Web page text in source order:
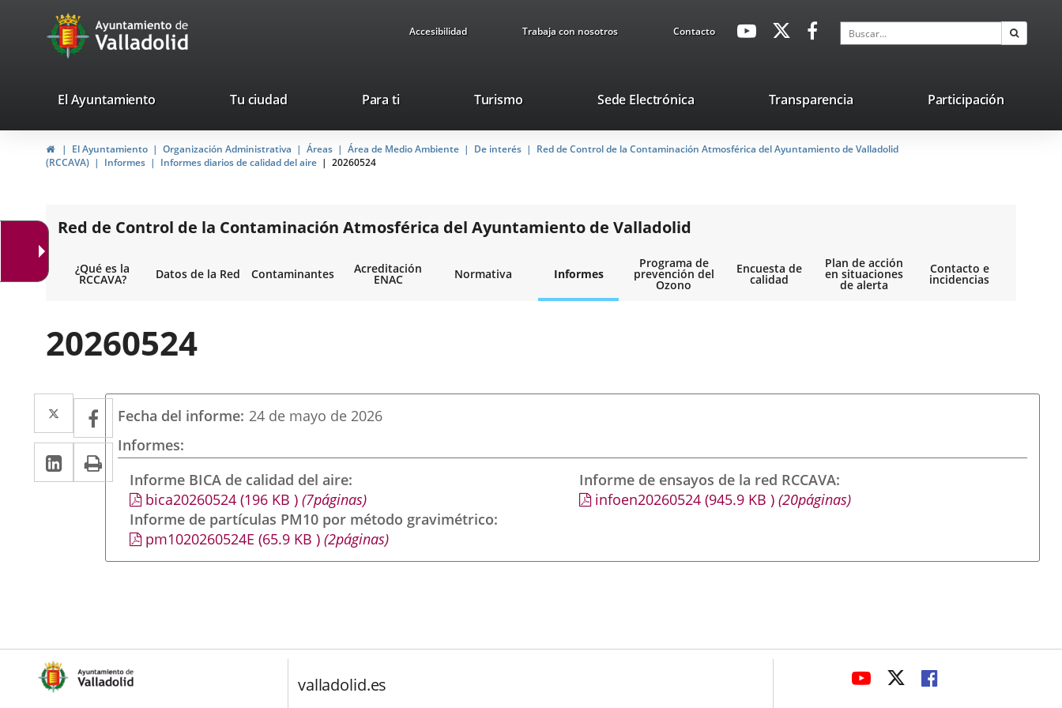
Portal
Web
Ayuntamiento
de
Valladolid
Accesibilidad Trabaja con nosotros ContactoavaHeaderSocial
Enlace
externa.
Enlace
aplicación
externa.
Enlace
aplicación
externa.
Buscar
valladolid.es
El Ayuntamiento Tu ciudad Para ti TurismoEste
se
abrirá
nueva.
Sede ElectrónicaEnlace
una
aplicación
Transparencia Participación
InicioEl Ayuntamiento Organización Administrativa Áreas Área de Medio Ambiente De interés
Red de Control de la Contaminación Atmosférica del Ayuntamiento de Valladolid
(RCCAVA)
Informes Informes diarios de calidad del aire 20260524
Red de Control de la Contaminación Atmosférica del Ayuntamiento de Valladolid
¿Qué es la
RCCAVA? Datos de la Red Contaminantes Acreditación
ENAC Normativa Informes
Programa de
prevención del
Ozono
Encuesta de
calidad
Plan de acción
en situaciones
de alerta
Contacto e
incidencias
20260524
Twitter
Enlace
a
una
aplicación
externa.
Facebook
Enlace
a
una
aplicación
externa.
LinkedIn
Enlace
a
aplicación
externa.
Imprimir
Fecha del informe 24 de mayo de 2026
Informes
Informe BICA de calidad del aire
bica20260524(196 KB )(7páginas)
Informe de partículas PM10 por método gravimétrico
pm1020260524E (65.9 KB )(2páginas)
Informe de ensayos de la red RCCAVA
infoen20260524 (945.9 KB) (20páginas)
valladolid.es
ENLACEENLACEENLACE